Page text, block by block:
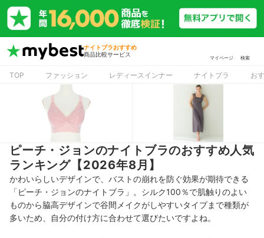
ナイトブラおすすめ
商品比較サービス
マイページ 検索
TOP ファッション レディースインナー ナイトブラ お
ピーチ・ジョンのナイトブラのおすすめ人気
ランキング【2026年8月】
かわいらしいデザインで、バストの崩れを防ぐ効果が期待できる
「ピーチ・ジョンのナイトブラ」。シルク100％で肌触りのよい
ものから脇高デザインで谷間メイクがしやすいタイプまで種類が
多いため、自分の付け方に合わせて選びたいですよね。